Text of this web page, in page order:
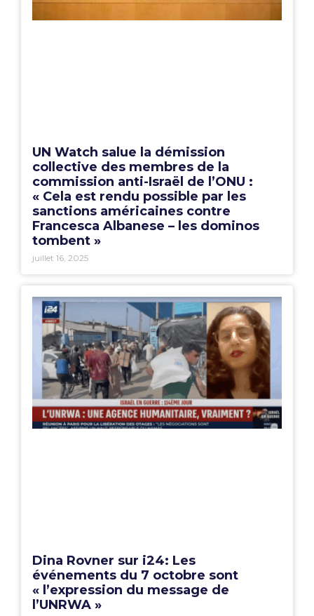
UN Watch salue la démission
collective des membres de la
commission anti-Israël de l’ONU :
« Cela est rendu possible par les
sanctions américaines contre
Francesca Albanese – les dominos
tombent »
juillet 16, 2025
Dina Rovner sur i24: Les
événements du 7 octobre sont
« l’expression du message de
l’UNRWA »